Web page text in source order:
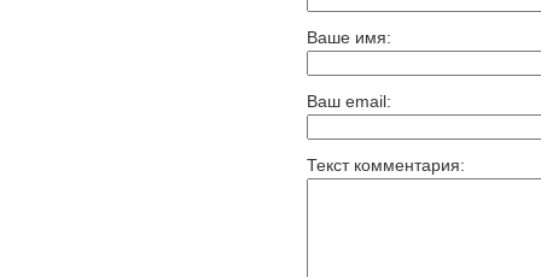
Ваше имя:
Ваш email:
Текст комментария: